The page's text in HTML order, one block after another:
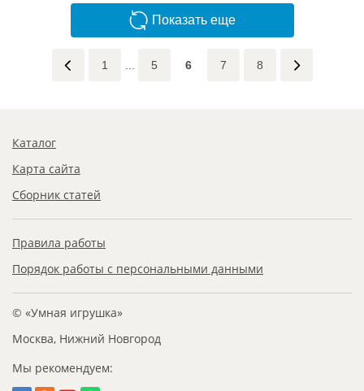
Показать еще
1 ... 5 6 7 8
Каталог
Карта сайта
Сборник статей
Правила работы
Порядок работы с персональными данными
© «Умная игрушка»
Москва, Нижний Новгород
Мы рекомендуем: